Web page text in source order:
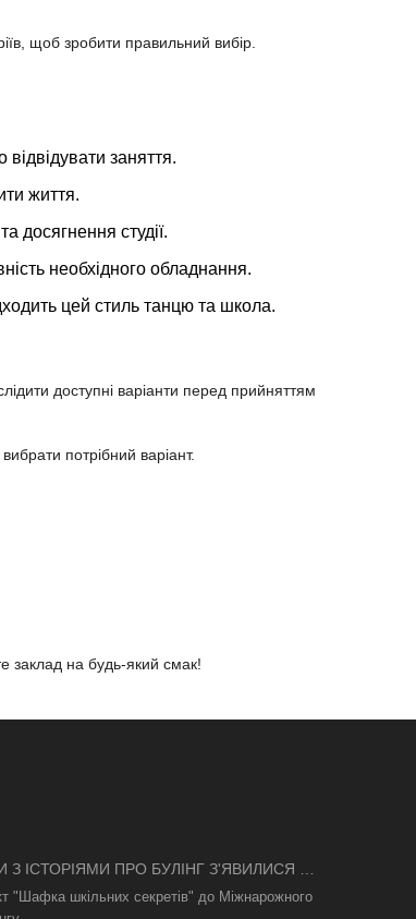
щоб зробити правильний вибір.
заняття.
життя.
досягнення студії.
необхідного обладнання.
цей стиль танцю та школа.
доступні варіанти перед прийняттям
потрібний варіант.
заклад на будь-який смак!
З ІСТОРІЯМИ ПРО БУЛІНГ З'ЯВИЛИСЯ В
"Шафка шкільних секретів" до Міжнарожного